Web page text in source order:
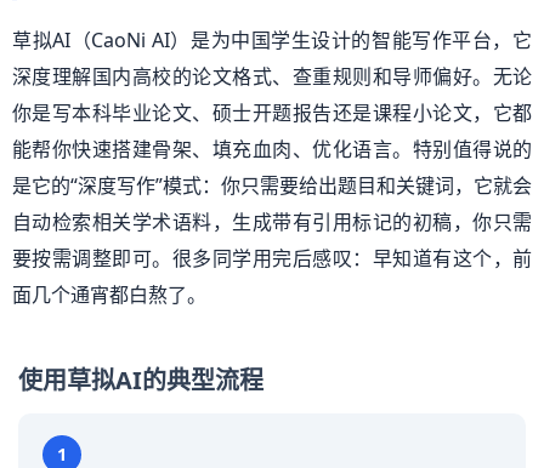
草拟AI（CaoNi AI）是为中国学生设计的智能写作平台，它
深度理解国内高校的论文格式、查重规则和导师偏好。无论
你是写本科毕业论文、硕士开题报告还是课程小论文，它都
能帮你快速搭建骨架、填充血肉、优化语言。特别值得说的
是它的“深度写作”模式：你只需要给出题目和关键词，它就会
自动检索相关学术语料，生成带有引用标记的初稿，你只需
要按需调整即可。很多同学用完后感叹：早知道有这个，前
面几个通宵都白熬了。
使用草拟AI的典型流程
1